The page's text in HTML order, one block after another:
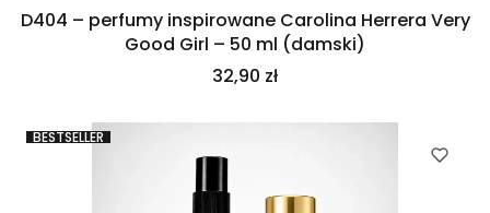
D404 – perfumy inspirowane Carolina Herrera Very
Good Girl – 50 ml (damski)
Cena
32,90 zł
BESTSELLER